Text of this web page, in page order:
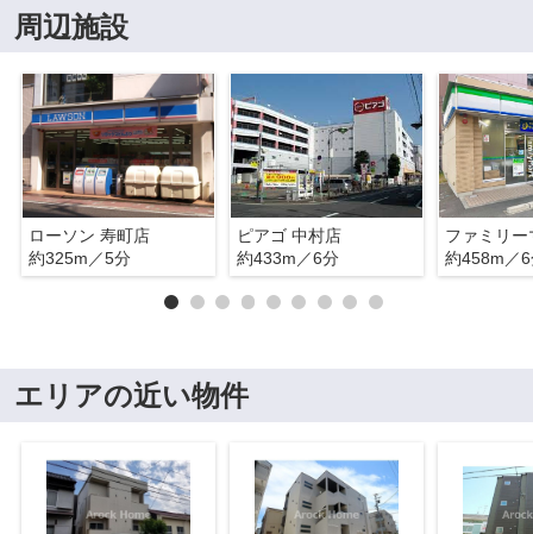
周辺施設
ローソン 寿町店
約325m／5分
ピアゴ 中村店
約433m／6分
約458m／
エリアの近い物件